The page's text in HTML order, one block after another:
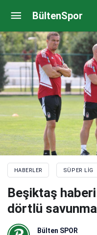
BültenSpor
HABERLER SÜPER LIG
Beşiktaş
dörtlü savunma
Bülten SPOR
Beşiktaş transfer
bekliyor